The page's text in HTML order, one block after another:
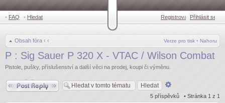
• FAQ • Hledat Registrovat •Přihlásit se
Obsah fóra ‹ ‹ Nahoru
Verze pro tisk •
P : Sig Sauer P 320 X - VTAC / Wilson Combat
Pistole, pušky, příslušenství a další věci na prodej, koupi či výměnu.
Odpovědět
5 příspěvků • Stránka 1 z 1